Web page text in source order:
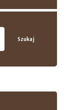
Szukaj